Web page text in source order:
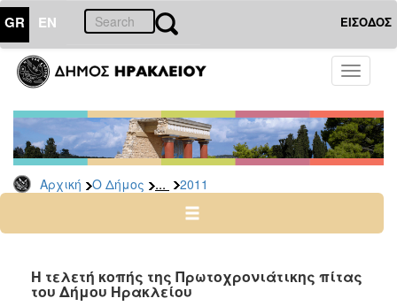
GR EN ΕΙΣΟΔΟΣ
Toggle
Αρχική Ο Δήμος ... 2011
ΔΗΜΟΣ
Δελτία
Τύπου
Αρχείο
2026
2024
2022
Η τελετή κοπής της Πρωτοχρονιάτικης πίτας
του Δήμου Ηρακλείου